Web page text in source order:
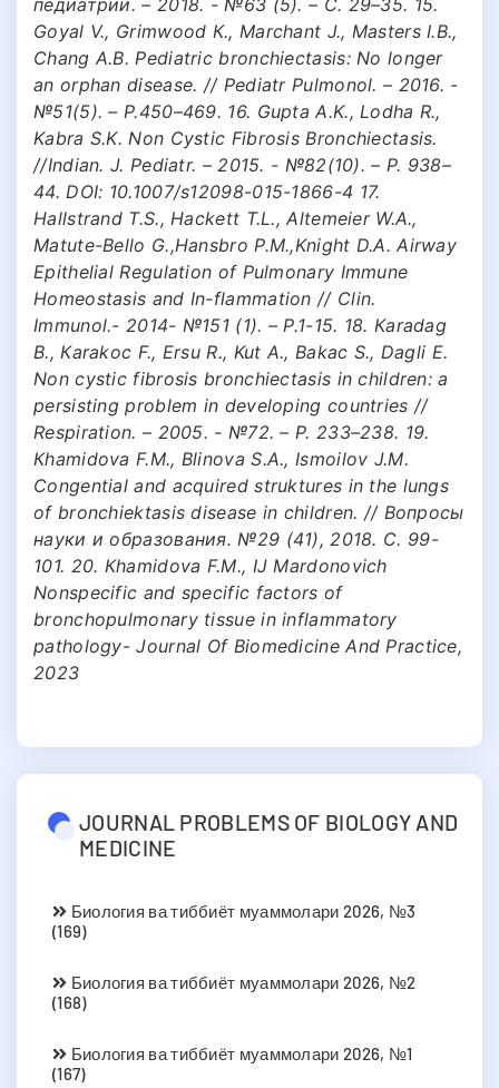
Goyal V., Grimwood К., Мarchant J., Мasters I.B.,
Chang А.В. Pediatric bronchiectasis: No longer
an orphan disease. // Pediatr Pulmonol. – 2016. -
№51(5). – Р.450–469. 16. Guрtа A.K., Lodhа R.,
Kаbrа S.K. Non Cystic Fibrоsis Вronchiectasis.
//Indian. J. Pediatr. – 2015. - №82(10). – Р. 938–
44. DOI: 10.1007/s12098-015-1866-4 17.
Наllstrаnd T.S., Наckett T.L., Аltemeier W.А.,
Мatute-Вello G.,Hansbro P.M.,Knight D.A. Airway
Epithelial Regulation of Pulmonary Immune
Homeostasis and In-flammation // Clin.
Immunol.- 2014- №151 (1). – Р.1-15. 18. Каrаdаg
В., Каrаkoc F., Ersu R., Kut А., Вakac S., Dagli Е.
Non cystic fibrosis bronchiectasis in children: a
persisting problem in developing countries //
Respiration. – 2005. - №72. – Р. 233–238. 19.
Кhamidova F.M., Blinova S.А., Ismoilov J.M.
Congential and acquired struktures in the lungs
of bronchiektasis disease in children. // Вопросы
науки и образования. №29 (41), 2018. С. 99-
101. 20. Кhamidova F.M., IJ Mardonovich
Nonspecific and specific factors of
bronchopulmonary tissue in inflammatory
pathology- Journal Of Biomedicine And Practice,
2023
JOURNAL PROBLEMS OF BIOLOGY AND
MEDICINE
Биология ва тиббиёт муаммолари 2026, №3
(169)
Биология ва тиббиёт муаммолари 2026, №2
(168)
Биология ва тиббиёт муаммолари 2026, №1
(167)